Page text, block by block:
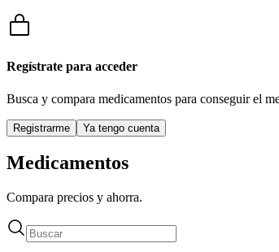
Regístrate para acceder
Busca y compara medicamentos para conseguir el
Registrarme Ya tengo cuenta
Medicamentos
Compara precios y ahorra.